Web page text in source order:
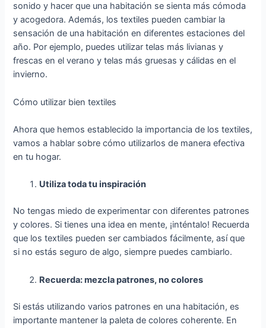
sonido y hacer que una habitación se sienta más cómoda
y acogedora. Además, los textiles pueden cambiar la
sensación de una habitación en diferentes estaciones del
año. Por ejemplo, puedes utilizar telas más livianas y
frescas en el verano y telas más gruesas y cálidas en el
invierno.
Cómo utilizar bien textiles
Ahora que hemos establecido la importancia de los textiles,
vamos a hablar sobre cómo utilizarlos de manera efectiva
en tu hogar.
Utiliza toda tu inspiración
No tengas miedo de experimentar con diferentes patrones
y colores. Si tienes una idea en mente, ¡inténtalo! Recuerda
que los textiles pueden ser cambiados fácilmente, así que
si no estás seguro de algo, siempre puedes cambiarlo.
Recuerda: mezcla patrones, no colores
Si estás utilizando varios patrones en una habitación, es
importante mantener la paleta de colores coherente. En